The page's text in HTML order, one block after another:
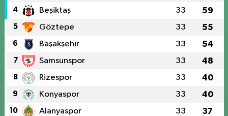
4 Beşiktaş 33 59
5 Göztepe 33 55
6 Başakşehir 33 54
7 Samsunspor 33 48
8 Rizespor 33 40
9 Konyaspor 33 40
10 Alanyaspor 33 37